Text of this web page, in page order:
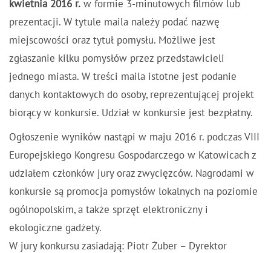
kwietnia 2016 r. w formie 3-minutowych filmów lub
prezentacji. W tytule maila należy podać nazwę
miejscowości oraz tytuł pomysłu. Możliwe jest
zgłaszanie kilku pomysłów przez przedstawicieli
jednego miasta. W treści maila istotne jest podanie
danych kontaktowych do osoby, reprezentującej projekt
biorący w konkursie. Udział w konkursie jest bezpłatny.
Ogłoszenie wyników nastąpi w maju 2016 r. podczas VIII
Europejskiego Kongresu Gospodarczego w Katowicach z
udziałem członków jury oraz zwycięzców. Nagrodami w
konkursie są promocja pomysłów lokalnych na poziomie
ogólnopolskim, a także sprzęt elektroniczny i
ekologiczne gadżety.
W jury konkursu zasiadają: Piotr Żuber – Dyrektor